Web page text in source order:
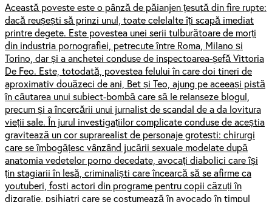
Această poveste este o pânză de păianjen țesută din fire rupte:
dacă reușești să prinzi unul, toate celelalte îți scapă imediat
printre degete. Este povestea unei serii tulburătoare de morți
din industria pornografiei, petrecute între Roma, Milano și
Torino, dar și a anchetei conduse de inspectoarea-șefă Vittoria
De Feo. Este, totodată, povestea felului în care doi tineri de
aproximativ douăzeci de ani, Bet și Teo, ajung pe aceeași pistă
în căutarea unui subiect-bombă care să le relanseze blogul,
precum și a încercării unui jurnalist de scandal de a da lovitura
vieții sale. În jurul investigațiilor complicate conduse de aceștia
gravitează un cor suprarealist de personaje grotești: chirurgi
care se îmbogățesc vânzând jucării sexuale modelate după
anatomia vedetelor porno decedate, avocați diabolici care își
țin stagiarii în lesă, criminaliști care încearcă să se afirme ca
youtuberi, foști actori din programe pentru copii căzuți în
dizgrație, psihiatri care se costumează în avocado în timpul